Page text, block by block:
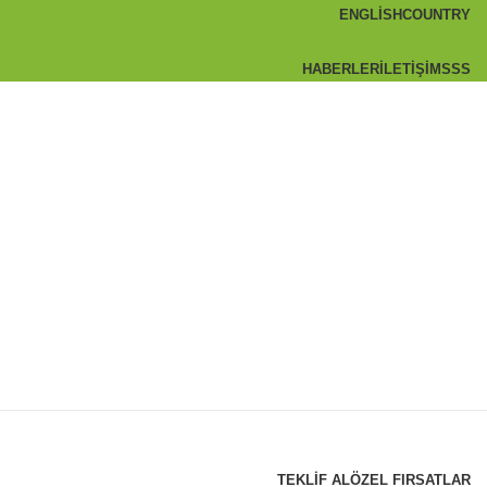
ENGLISHCOUNTRY
HABERLER İLETIŞIMSSS
TEKLIF ALÖZEL FIRSATLAR